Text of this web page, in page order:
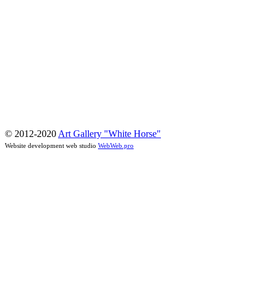
© 2012-2020Art Gallery "White Horse"
Website development web studio WebWeb.pro